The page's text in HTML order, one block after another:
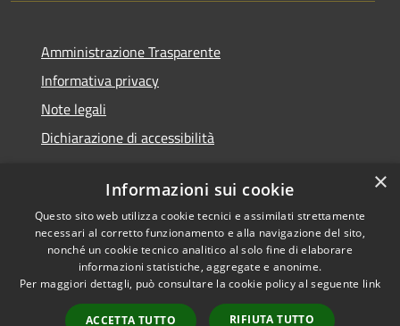
Amministrazione Trasparente
Informativa privacy
Note legali
Dichiarazione di accessibilità
RSS
Accessibilità
Cookie
Mappa del sito
Copyright © 2026 • Comune di
Castelfranci • Powered by
Municipium•Accesso
redazione
×
Informazioni sui cookie
Questo sito web utilizza cookie tecnici e assimilati strettamente
necessari al corretto funzionamento e alla navigazione del sito,
nonché un cookie tecnico analitico al solo fine di elaborare
informazioni statistiche, aggregate e anonime.
Per maggiori dettagli, può consultare la cookie policy al seguente link
ACCETTA TUTTO RIFIUTA TUTTO